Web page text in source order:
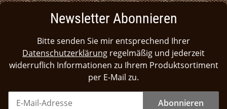
Newsletter Abonnieren
Bitte senden Sie mir entsprechend Ihrer
Datenschutzerklärung regelmäßig und jederzeit
widerruflich Informationen zu Ihrem Produktsortiment
per E-Mail zu.
Abonnieren